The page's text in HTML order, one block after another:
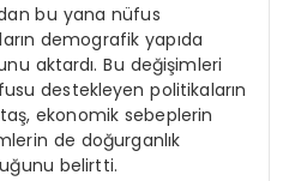
bu yana nüfus
demografik yapıda
aktardı. Bu değişimleri
destekleyen politikaların
ekonomik sebeplerin
de doğurganlık
belirtti.